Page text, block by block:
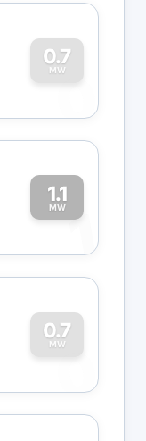
0.7
MW
0
1.1
MW1
0.7
MW
0